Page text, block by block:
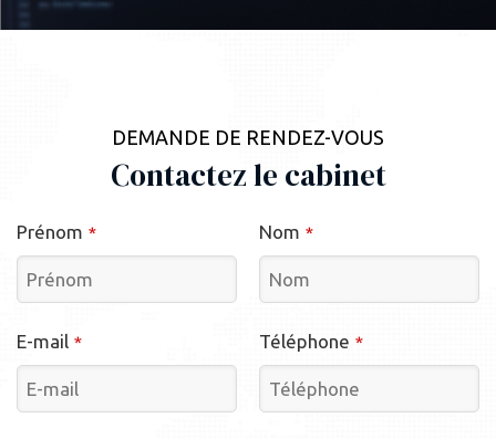
En savoir plus
DEMANDE DE RENDEZ-VOUS
Contactez le cabinet
Prénom * Nom *
E-mail * Téléphone *